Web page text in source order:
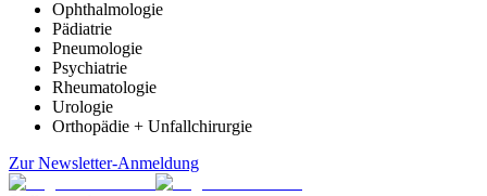
Ophthalmologie
Pädiatrie
Pneumologie
Psychiatrie
Rheumatologie
Urologie
Orthopädie + Unfallchirurgie
Zur Newsletter-Anmeldung